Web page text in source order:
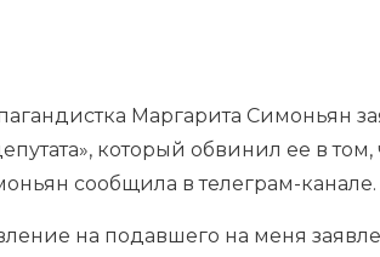
Маргарита Симоньян
который обвинил ее в том,
сообщила в телеграм-канале.
на подавшего на меня